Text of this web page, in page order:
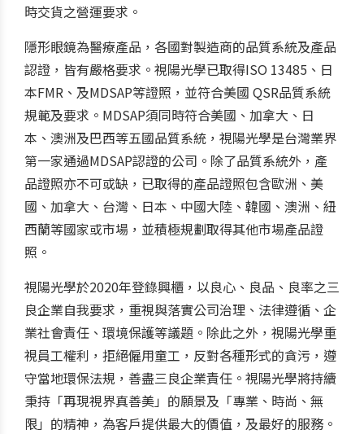
時交貨之營運要求。
隱形眼鏡為醫療產品，各國對製造商的品質系統及產品
認證，皆有嚴格要求。視陽光學已取得ISO 13485、日
本FMR、及MDSAP等證照，並符合美國 QSR品質系統
規範及要求。MDSAP須同時符合美國、加拿大、日
本、澳洲及巴西等五國品質系統，視陽光學是台灣業界
第一家通過MDSAP認證的公司。除了品質系統外，產
品證照亦不可或缺，已取得的產品證照包含歐洲、美
國、加拿大、台灣、日本、中國大陸、韓國、澳洲、紐
西蘭等國家或市場，並積極規劃取得其他市場產品證
照。
視陽光學於2020年登錄興櫃，以良心、良品、良率之三
良企業自我要求，重視與落實公司治理、法律遵循、企
業社會責任、環境保護等議題。除此之外，視陽光學重
視員工權利，拒絕僱用童工，反對各種形式的貪污，遵
守當地環保法規，善盡三良企業責任。視陽光學將持續
秉持「再現視界真善美」的願景及「專業、時尚、無
限」的精神，為客戶提供最大的價值，及最好的服務。